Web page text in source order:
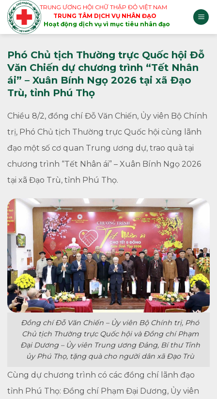
Skip
to
content
TRUNG ƯƠNG HỘI CHỮ THẬP ĐỎ VIỆT NAM
TRUNG TÂM DỊCH VỤ NHÂN ĐẠO
Hoạt động dịch vụ vì mục tiêu nhân đạo
Phó Chủ tịch Thường trực Quốc hội Đỗ
Văn Chiến dự chương trình “Tết Nhân
ái” – Xuân Bính Ngọ 2026 tại xã Đạo
Trù, tỉnh Phú Thọ
Chiều 8/2, đồng chí Đỗ Văn Chiến, Ủy viên Bộ Chính
trị, Phó Chủ tịch Thường trực Quốc hội cùng lãnh
đạo một số cơ quan Trung ương dự, trao quà tại
chương trình “Tết Nhân ái” – Xuân Bính Ngọ 2026
tại xã Đạo Trù, tỉnh Phú Thọ.
Đồng chí Đỗ Văn Chiến – Ủy viên Bộ Chính trị, Phó
Chủ tịch Thường trực Quốc hội và Đồng chí Phạm
Đại Dương – Ủy viên Trung ương Đảng, Bí thư Tỉnh
ủy Phú Thọ, tặng quà cho người dân xã Đạo Trù
Cùng dự chương trình có các đồng chí lãnh đạo
tỉnh Phú Thọ: Đồng chí Phạm Đại Dương, Ủy viên